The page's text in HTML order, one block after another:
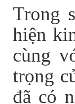
Trong
hiện
cùng
trọng
đã có